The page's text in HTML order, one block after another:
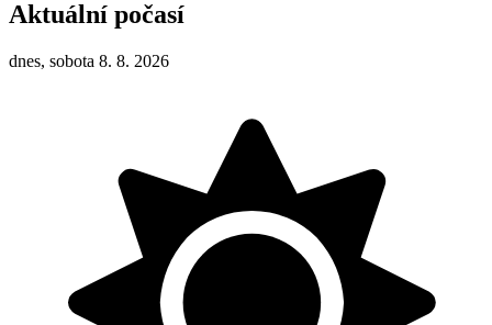
Aktuální počasí
dnes, sobota 8. 8. 2026